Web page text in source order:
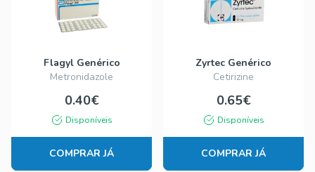
Flagyl Genérico
Metronidazole
0.40€
Disponíveis
COMPRAR JÁ
Zyrtec Genérico
Cetirizine
0.65€
Disponíveis
COMPRAR JÁ